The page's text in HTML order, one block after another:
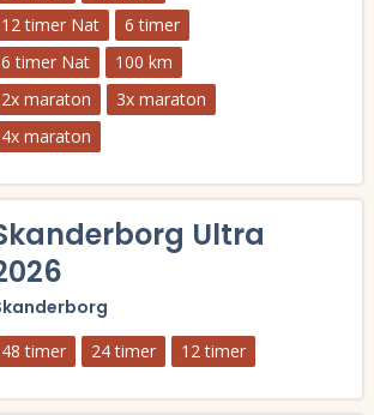
12 timer Nat
6 timer
6 timer Nat
100 km
2x maraton
3x maraton
4x maraton
Ultra
48 timer 24 timer 12 timer